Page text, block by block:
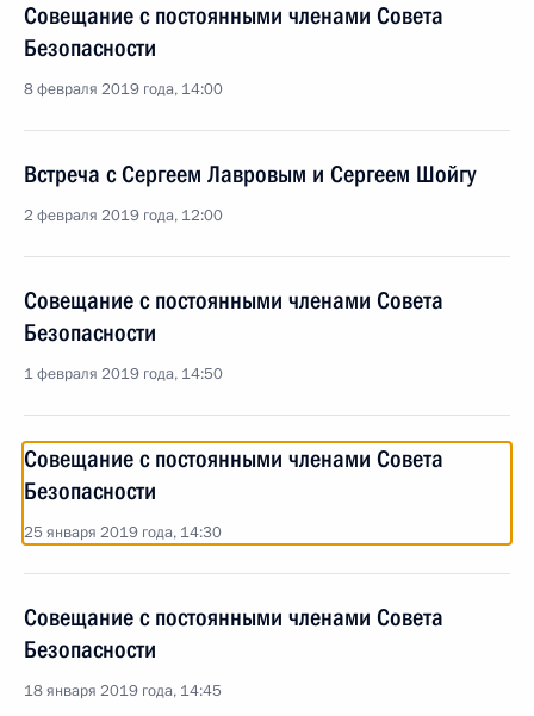
Совещание с постоянными членами Совета
Безопасности
8 февраля 2019 года, 14:00
Встреча с Сергеем Лавровым и Сергеем Шойгу
2 февраля 2019 года, 12:00
Совещание с постоянными членами Совета
Безопасности
1 февраля 2019 года, 14:50
Совещание с постоянными членами Совета
Безопасности
25 января 2019 года, 14:30
Совещание с постоянными членами Совета
Безопасности
18 января 2019 года, 14:45